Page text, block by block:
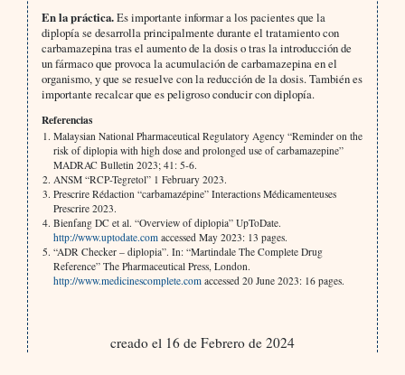
En la práctica.Es importante informar a los pacientes que la
diplopía se desarrolla principalmente durante el tratamiento con
carbamazepina tras el aumento de la dosis o tras la introducción de
un fármaco que provoca la acumulación de carbamazepina en el
organismo, y que se resuelve con la reducción de la dosis. También es
importante recalcar que es peligroso conducir con diplopía.
Referencias
Malaysian National Pharmaceutical Regulatory Agency “Reminder on the
risk of diplopia with high dose and prolonged use of carbamazepine”
MADRAC Bulletin 2023; 41: 5-6.
ANSM “RCP-Tegretol” 1 February 2023.
Prescrire Rédaction “carbamazépine” Interactions Médicamenteuses
Prescrire 2023.
Bienfang DC et al. “Overview of diplopia” UpToDate.
http://www.uptodate.comaccessed May 2023: 13 pages.
“ADR Checker – diplopia”. In: “Martindale The Complete Drug
Reference” The Pharmaceutical Press, London.
http://www.medicinescomplete.comaccessed 20 June 2023: 16 pages.
creado el 16 de Febrero de 2024